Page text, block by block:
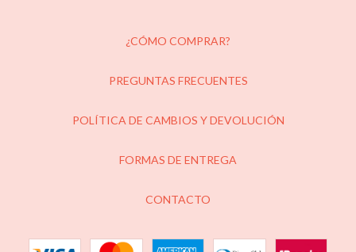
¿CÓMO COMPRAR?
PREGUNTAS FRECUENTES
POLÍTICA DE CAMBIOS Y DEVOLUCIÓN
FORMAS DE ENTREGA
CONTACTO